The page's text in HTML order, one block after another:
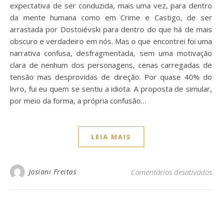
expectativa de ser conduzida, mais uma vez, para dentro
da mente humana como em Crime e Castigo, de ser
arrastada por Dostoiévski para dentro do que há de mais
obscuro e verdadeiro em nós. Mas o que encontrei foi uma
narrativa confusa, desfragmentada, sem uma motivação
clara de nenhum dos personagens, cenas carregadas de
tensão mas desprovidas de direção. Por quase 40% do
livro, fui eu quem se sentiu a idiota. A proposta de simular,
por meio da forma, a própria confusão…
LEIA MAIS
Josiani Freitas Comentários desativados